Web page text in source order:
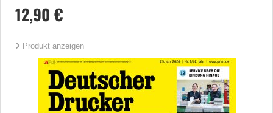
12,90 €
Produkt anzeigen